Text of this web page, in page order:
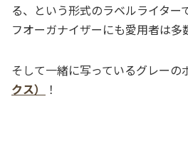
る、という形式のラベルライター
フオーガナイザーにも愛用者は多
そして一緒に写っているグレーの
クス）
！